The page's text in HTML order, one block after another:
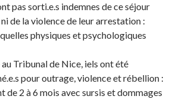
pas sorti.e.s indemnes de ce séjour
de la violence de leur arrestation :
physiques et psychologiques
Tribunal de Nice, iels ont été
pour outrage, violence et rébellion :
de 2 à 6 mois avec sursis et dommages